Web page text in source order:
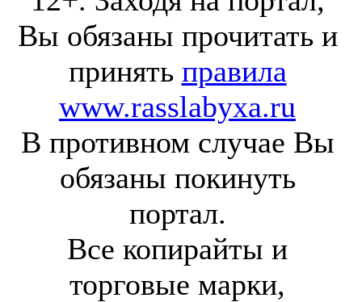
Вы обязаны прочитать и
принять правила
www.rasslabyxa.ru
В противном случае Вы
обязаны покинуть
портал.
Все копирайты и
торговые марки,